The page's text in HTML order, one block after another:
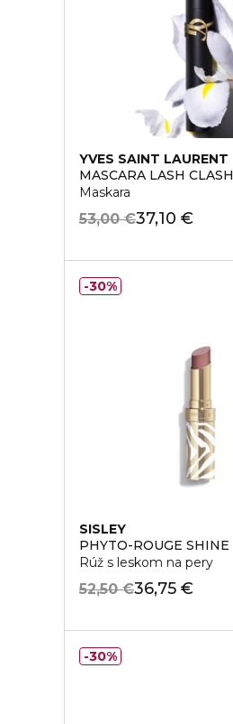
YVES SAINT LAURENT
MASCARA LASH CLASH
Maskara
37,10 €
53,00 €
SISLEY
PHYTO-ROUGE SHINE
Rúž s leskom na pery
36,75 €
52,50 €
30%
30%